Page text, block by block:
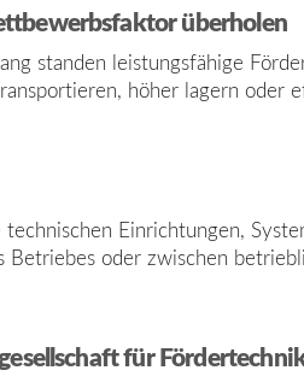
überholen
standen leistungsfähige
höher lagern oder
Einrichtungen,
oder zwischen
für